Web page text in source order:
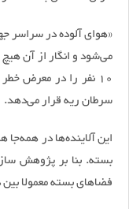
«هوای آلوده در سراسر
10 نفر را در معرض
سرطان ریه قرار می‌دهد.
این آلاینده‌ها در
بسته. بنا بر پژوهش
فضا‌های بسته معمولا